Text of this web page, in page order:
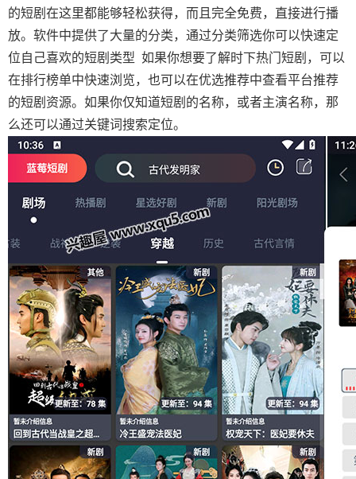
的短剧在这里都能够轻松获得，而且完全免费，直接进行播
放。软件中提供了大量的分类，通过分类筛选你可以快速定
位自己喜欢的短剧类型 如果你想要了解时下热门短剧，可以
在排行榜单中快速浏览，也可以在优选推荐中查看平台推荐
的短剧资源。如果你仅知道短剧的名称，或者主演名称，那
么还可以通过关键词搜索定位。